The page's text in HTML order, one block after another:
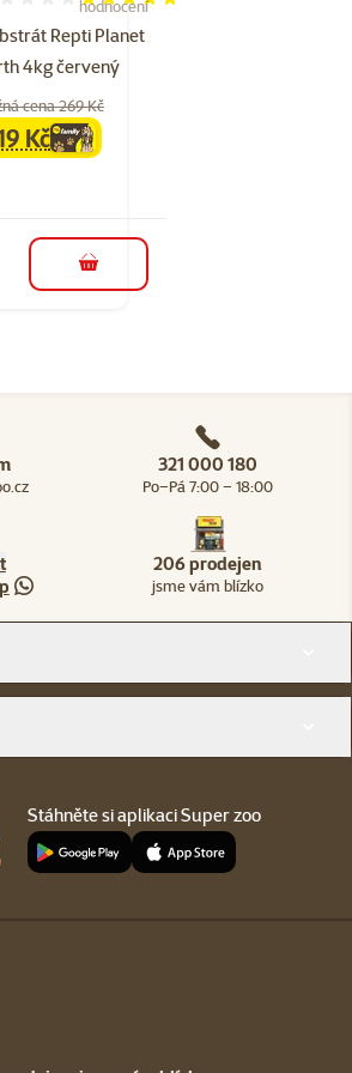
Repti Planet
4kg červený
100%, počet hodnocení: 2
hodnocení
cena 269 Kč
cena
Kč
do košíku
321 000 180
Po–Pá 7:00 – 18:00
206 prodejen
jsme vám blízko
Stáhněte si aplikaci Super zoo